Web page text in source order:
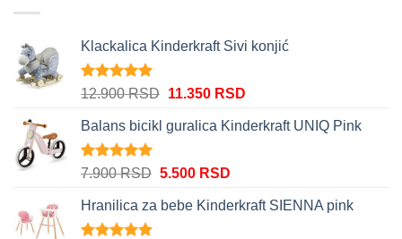
Klackalica Kinderkraft Sivi konjić
Ocenjeno
12.900RSD Originalna
je
12.900 RSD.
11.350 RSDTrenutna
je:
Balans bicikl guralica Kinderkraft UNIQ Pink
Ocenjeno
7.900RSD Originalna
je
5.500 RSDTrenutna
je:
Hranilica za bebe Kinderkraft SIENNA pink